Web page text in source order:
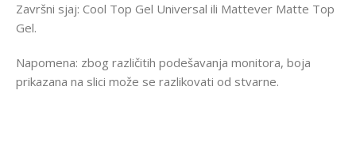
Završni sjaj: Cool Top Gel Universal ili Mattever Matte Top
Gel.
Napomena: zbog različitih podešavanja monitora, boja
prikazana na slici može se razlikovati od stvarne.